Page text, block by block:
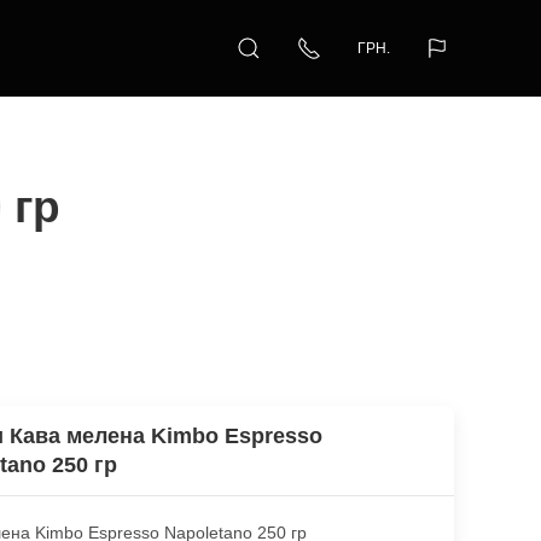
ГРН.
Кава мелена Kimbo Espresso
250 гр
Kimbo Espresso Napoletano 250 гр